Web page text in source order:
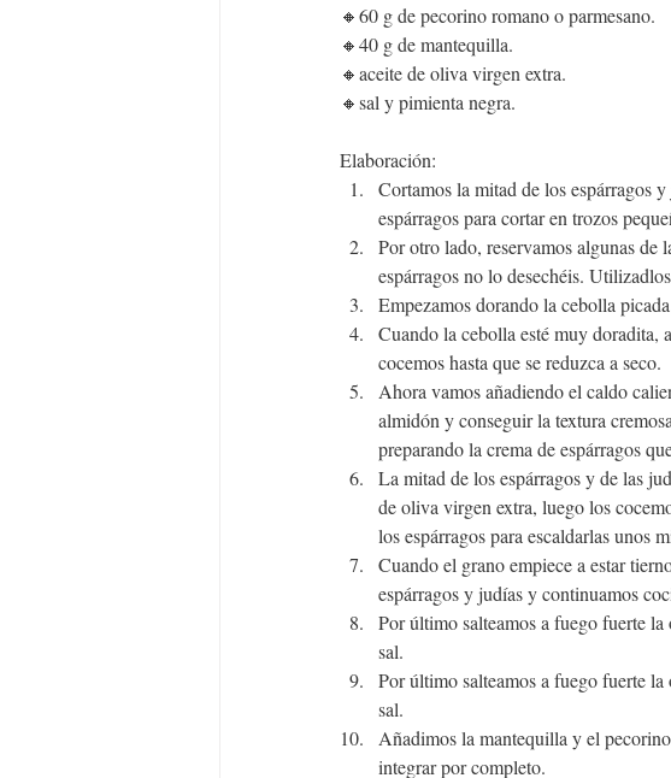
🔸60 g de pecorino romano o parmesano.
🔸40 g de mantequilla.
🔸aceite de oliva virgen extra.
🔸sal y pimienta negra.
Elaboración:
Cortamos la mitad de los espárragos
espárragos para cortar en trozos
Por otro lado, reservamos algunas de
espárragos no lo desechéis.
Empezamos dorando la cebolla
Cuando la cebolla esté muy
cocemos hasta que se reduzca a seco.
Ahora vamos añadiendo el caldo
almidón y conseguir la textura
preparando la crema de espárragos
La mitad de los espárragos y de las
de oliva virgen extra, luego los
los espárragos para escaldarlas unos
Cuando el grano empiece a estar
espárragos y judías y continuamos
Por último salteamos a fuego fuerte
sal.
Por último salteamos a fuego fuerte
sal.
Añadimos la mantequilla y el
integrar por completo.